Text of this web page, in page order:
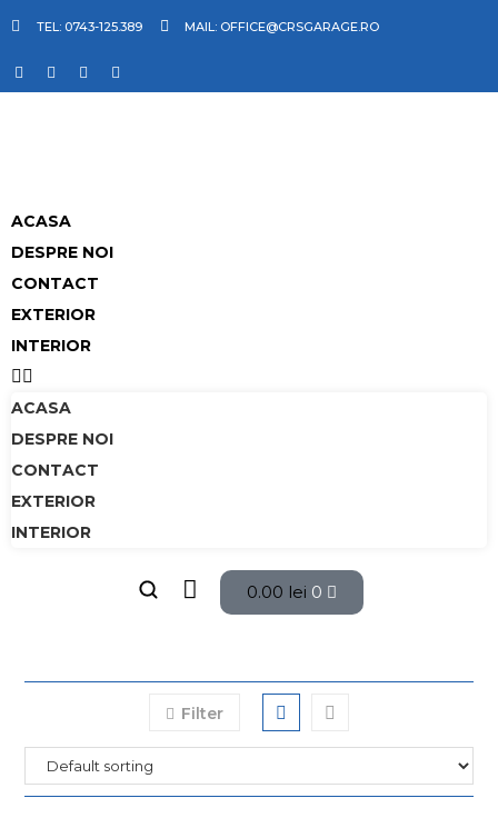
TEL: 0743-125.389 MAIL: OFFICE@CRSGARAGE.RO
ACASA
DESPRE NOI
CONTACT
EXTERIOR
INTERIOR
ACASA
DESPRE NOI
CONTACT
EXTERIOR
INTERIOR
0.00 lei 0
Filter